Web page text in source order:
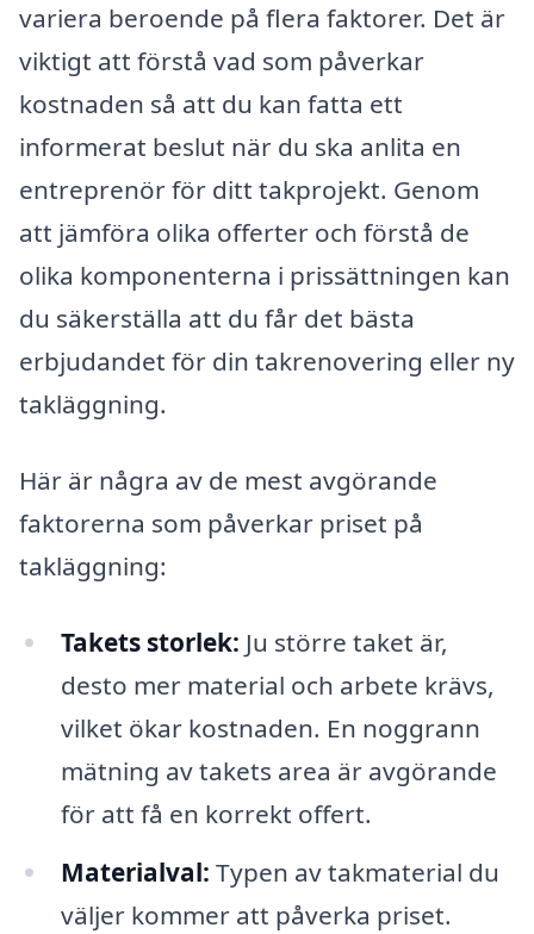
variera beroende på flera faktorer. Det är
viktigt att förstå vad som påverkar
kostnaden så att du kan fatta ett
informerat beslut när du ska anlita en
entreprenör för ditt takprojekt. Genom
att jämföra olika offerter och förstå de
olika komponenterna i prissättningen kan
du säkerställa att du får det bästa
erbjudandet för din takrenovering eller ny
takläggning.
Här är några av de mest avgörande
faktorerna som påverkar priset på
takläggning:
Takets storlek: Ju större taket är,
desto mer material och arbete krävs,
vilket ökar kostnaden. En noggrann
mätning av takets area är avgörande
för att få en korrekt offert.
Materialval: Typen av takmaterial du
väljer kommer att påverka priset.